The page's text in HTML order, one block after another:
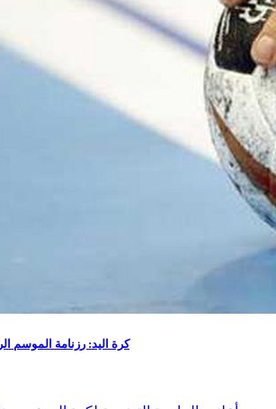
كرة اليد: رزنامة الموسم الرياضي